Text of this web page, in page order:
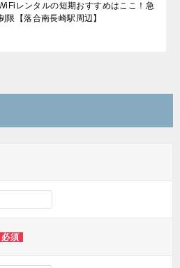
レンタルの短期おすすめはここ！急
限【落合南長崎駅周辺】
必須